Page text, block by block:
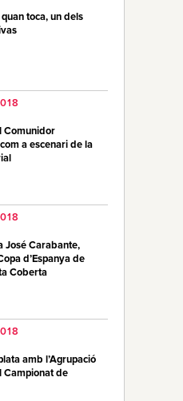
toca, un dels
Comunidor
a escenari de la
José Carabante,
d’Espanya de
Coberta
amb l’Agrupació
Campionat de